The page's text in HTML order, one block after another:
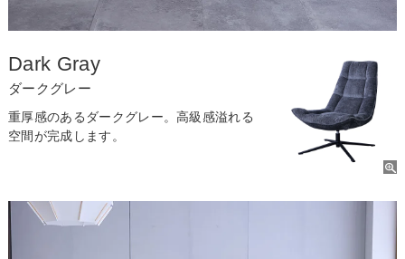
Dark Gray
ダークグレー
重厚感のあるダークグレー。高級感溢れる
空間が完成します。